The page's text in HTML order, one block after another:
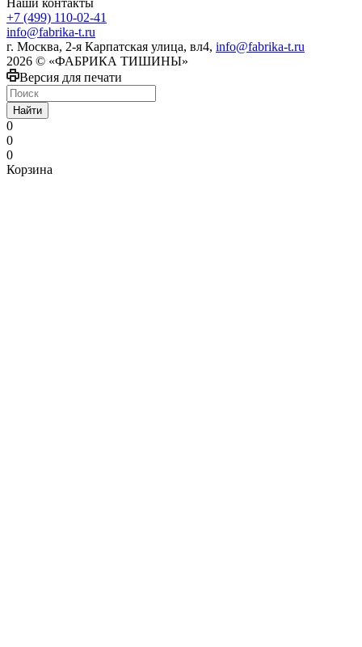
Наши контакты
+7 (499) 110-02-41
info@fabrika-t.ru
г. Москва, 2-я Карпатская улица, вл4, info@fabrika-t.ru
2026 © «ФАБРИКА ТИШИНЫ»
Версия для печати
Найти
0
0
0
Корзина